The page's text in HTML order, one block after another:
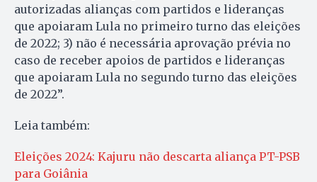
autorizadas alianças com partidos e lideranças
que apoiaram Lula no primeiro turno das eleições
de 2022; 3) não é necessária aprovação prévia no
caso de receber apoios de partidos e lideranças
que apoiaram Lula no segundo turno das eleições
de 2022”.
Leia também:
Eleições 2024: Kajuru não descarta aliança PT-PSB
para Goiânia